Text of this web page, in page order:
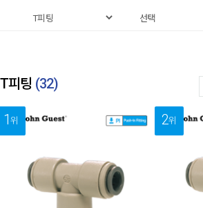
T피팅 (32)
1위 2위